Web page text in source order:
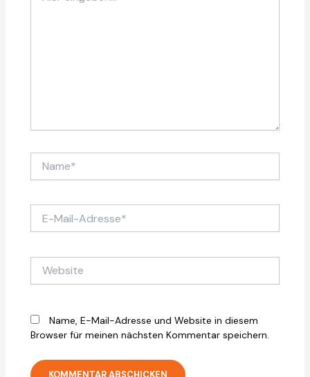
Mail-
Name, E-Mail-Adresse und Website in diesem
Browser für meinen nächsten Kommentar speichern.